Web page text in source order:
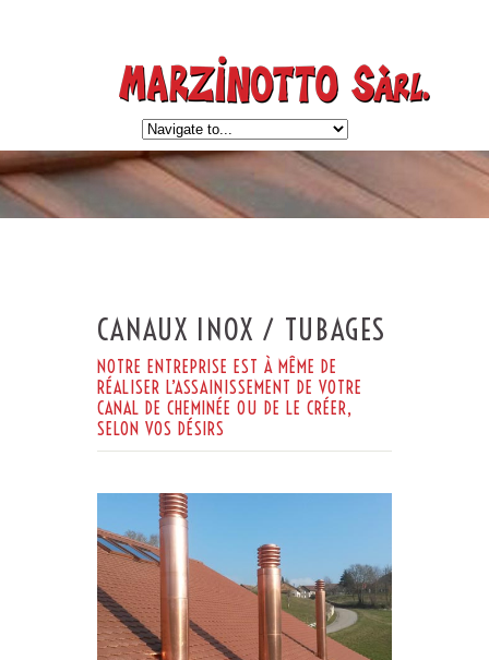
CANAUX INOX / TUBAGES
NOTRE ENTREPRISE EST À MÊME DE
RÉALISER L’ASSAINISSEMENT DE VOTRE
CANAL DE CHEMINÉE OU DE LE CRÉER,
SELON VOS DÉSIRS